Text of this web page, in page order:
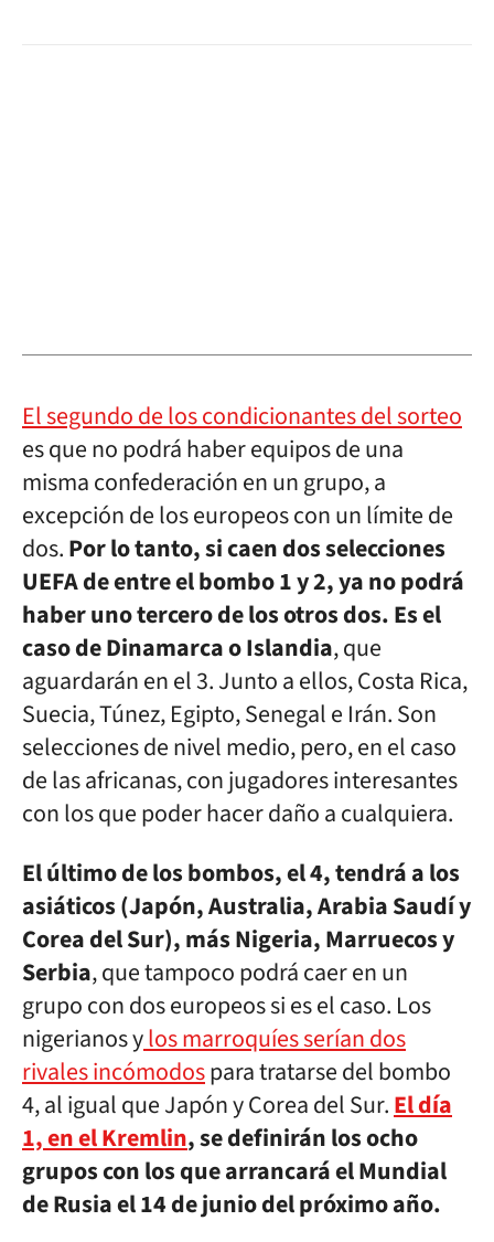
El segundo de los condicionantes del sorteo
es que no podrá haber equipos de una
misma confederación en un grupo, a
excepción de los europeos con un límite de
dos.Por lo tanto, si caen dos selecciones
UEFA de entre el bombo 1 y 2, ya no podrá
haber uno tercero de los otros dos. Es el
caso de Dinamarca o Islandia, que
aguardarán en el 3. Junto a ellos, Costa Rica,
Suecia, Túnez, Egipto, Senegal e Irán. Son
selecciones de nivel medio, pero, en el caso
de las africanas, con jugadores interesantes
con los que poder hacer daño a cualquiera.
El último de los bombos, el 4, tendrá a los
asiáticos (Japón, Australia, Arabia Saudí y
Corea del Sur), más Nigeria, Marruecos y
Serbia, que tampoco podrá caer en un
grupo con dos europeos si es el caso. Los
nigerianos ylos marroquíes serían dos
rivales incómodospara tratarse del bombo
4, al igual que Japón y Corea del Sur.El día
1, en el Kremlin, se definirán los ocho
grupos con los que arrancará el Mundial
de Rusia el 14 de junio del próximo año.